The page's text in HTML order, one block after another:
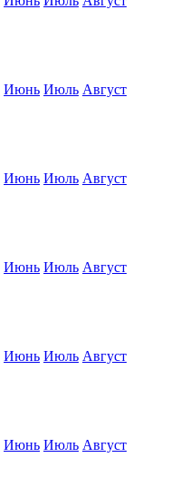
Июнь Июль Август
Июнь Июль Август
Июнь Июль Август
Июнь Июль Август
Июнь Июль Август